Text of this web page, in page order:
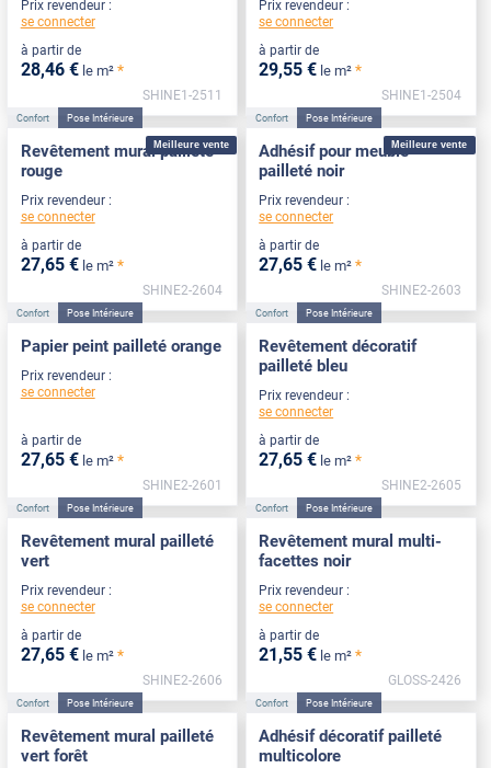
Prix revendeur :
se connecter
à partir de
28,46 € le m² *
SHINE1-2511
Prix revendeur :
se connecter
à partir de
29,55 € le m² *
SHINE1-2504
Meilleure vente
Confort Pose Intérieure
Revêtement mural pailleté
rouge
Prix revendeur :
se connecter
à partir de
27,65 € le m² *
SHINE2-2604
Meilleure vente
Confort Pose Intérieure
Adhésif pour meuble
pailleté noir
Prix revendeur :
se connecter
à partir de
27,65 € le m² *
SHINE2-2603
Confort Pose Intérieure
Papier peint pailleté orange
Prix revendeur :
se connecter
à partir de
27,65 € le m² *
SHINE2-2601
Confort Pose Intérieure
Revêtement décoratif
pailleté bleu
Prix revendeur :
se connecter
à partir de
27,65 € le m² *
SHINE2-2605
Confort Pose Intérieure
Revêtement mural pailleté
vert
Prix revendeur :
se connecter
à partir de
27,65 € le m² *
SHINE2-2606
Confort Pose Intérieure
Revêtement mural multi-
facettes noir
Prix revendeur :
se connecter
à partir de
21,55 € le m² *
GLOSS-2426
Confort Pose Intérieure
Revêtement mural pailleté
vert forêt
Confort Pose Intérieure
Adhésif décoratif pailleté
multicolore